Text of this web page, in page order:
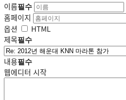
이름필수
홈페이지
옵션
HTML
제목필수
내용필수
웹에디터 시작